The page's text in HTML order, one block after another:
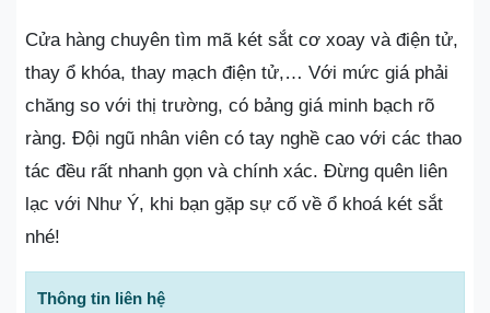
Cửa hàng chuyên tìm mã két sắt cơ xoay và điện tử,
thay ổ khóa, thay mạch điện tử,… Với mức giá phải
chăng so với thị trường, có bảng giá minh bạch rõ
ràng. Đội ngũ nhân viên có tay nghề cao với các thao
tác đều rất nhanh gọn và chính xác. Đừng quên liên
lạc với Như Ý, khi bạn gặp sự cố về ổ khoá két sắt
nhé!
Thông tin liên hệ